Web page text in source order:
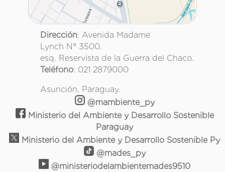
Dirección: Avenida Madame
Lynch N° 3500.
esq. Reservista de la Guerra del Chaco.
Teléfono: 021 2879000
Asunción, Paraguay.
@mambiente_py
Ministerio del Ambiente y Desarrollo Sostenible
Paraguay
Ministerio del Ambiente y Desarrollo Sostenible Py
@mades_py
@ministeriodelambientemades9510